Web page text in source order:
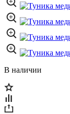
В наличии